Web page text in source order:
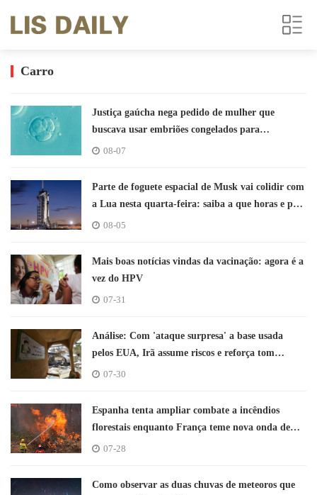
Carro
Justiça gaúcha nega pedido de mulher que
buscava usar embriões congelados para
engravidar após fim do casamento
08-07
Parte de foguete espacial de Musk vai colidir com
a Lua nesta quarta-feira: saiba a que horas e por
que manobra será realizada
08-05
Mais boas notícias vindas da vacinação: agora é a
vez do HPV
07-31
Análise: Com 'ataque surpresa' a base usada
pelos EUA, Irã assume riscos e reforça tom
desafiador contra Trump
07-30
Espanha tenta ampliar combate a incêndios
florestais enquanto França teme nova onda de
calor07-28
Como observar as duas chuvas de meteoros que